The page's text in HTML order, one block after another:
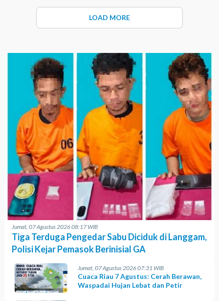
LOAD MORE
Jumat, 07 Agustus 2026 08:17 WIB
Tiga Terduga Pengedar Sabu Diciduk di Langgam,
Polisi Kejar Pemasok Berinisial GA
Jumat, 07 Agustus 2026 07:31 WIB
Cuaca Riau 7 Agustus: Cerah Berawan,
Waspadai Hujan Lebat dan Petir